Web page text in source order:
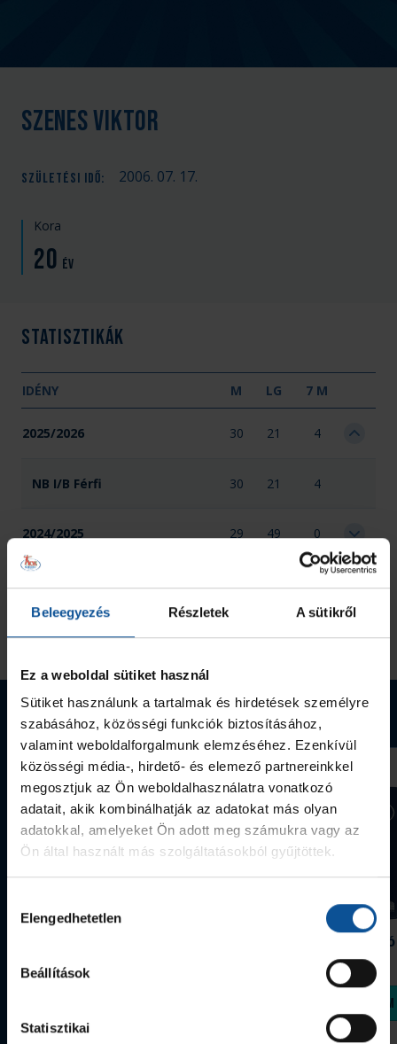
Beleegyezés Részletek A sütikről
Ez a weboldal sütiket használ
Sütiket használunk a tartalmak és hirdetések személyre
szabásához, közösségi funkciók biztosításához,
valamint weboldalforgalmunk elemzéséhez. Ezenkívül
közösségi média-, hirdető- és elemező partnereinkkel
megosztjuk az Ön weboldalhasználatra vonatkozó
adatait, akik kombinálhatják az adatokat más olyan
adatokkal, amelyeket Ön adott meg számukra vagy az
Ön által használt más szolgáltatásokból gyűjtöttek.
kiválasztása
Elengedhetetlen
Beállítások
Statisztikai
Szenes Viktor
SZÜLETÉSI IDŐ: 2006. 07. 17.
Kora
20 év
Statisztikák
IDÉNY M LG 7 M
2025/2026 30 21 4
NB I/B Férfi 30 21 4
2024/2025 29 49 0
2023/2024 30 71 0
Összesen 89 141 4
Webshop termékek
Szeged
1 090 Ft
Megvásárolom